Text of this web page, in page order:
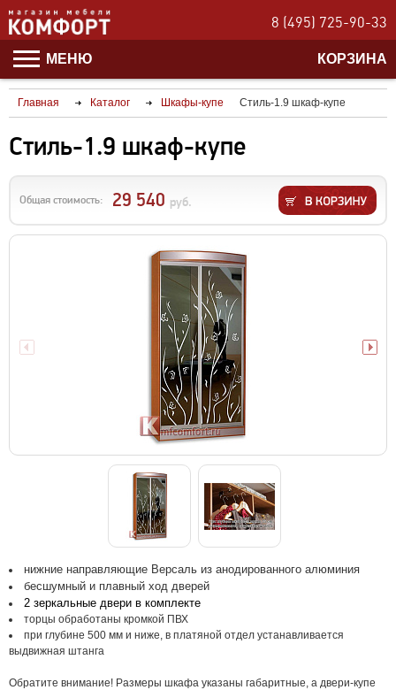
8 (495) 725-90-33
МЕНЮ КОРЗИНА
Главная Каталог Шкафы-купе Стиль-1.9 шкаф-купе
Стиль-1.9 шкаф-купе
Общая стоимость: 29 540 руб.
нижние направляющие Версаль из анодированного алюминия
бесшумный и плавный ход дверей
2 зеркальные двери в комплекте
торцы обработаны кромкой ПВХ
при глубине 500 мм и ниже, в платяной отдел устанавливается
выдвижная штанга
Обратите внимание! Размеры шкафа указаны габаритные, а двери-купе